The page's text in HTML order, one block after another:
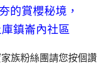
的賞櫻秘境，
鎮崙內社區
族粉絲團請您按個讚